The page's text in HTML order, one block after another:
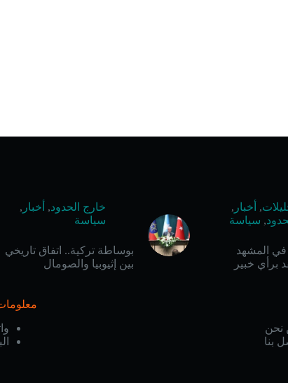
, أخبار ,
, سياسة
في المشهد
برأي خبير
خارج الحدود, أخبار ,
سياسة
بوساطة تركية.. اتفاق تاريخي
بين إثيوبيا والصومال
نحن
بنا